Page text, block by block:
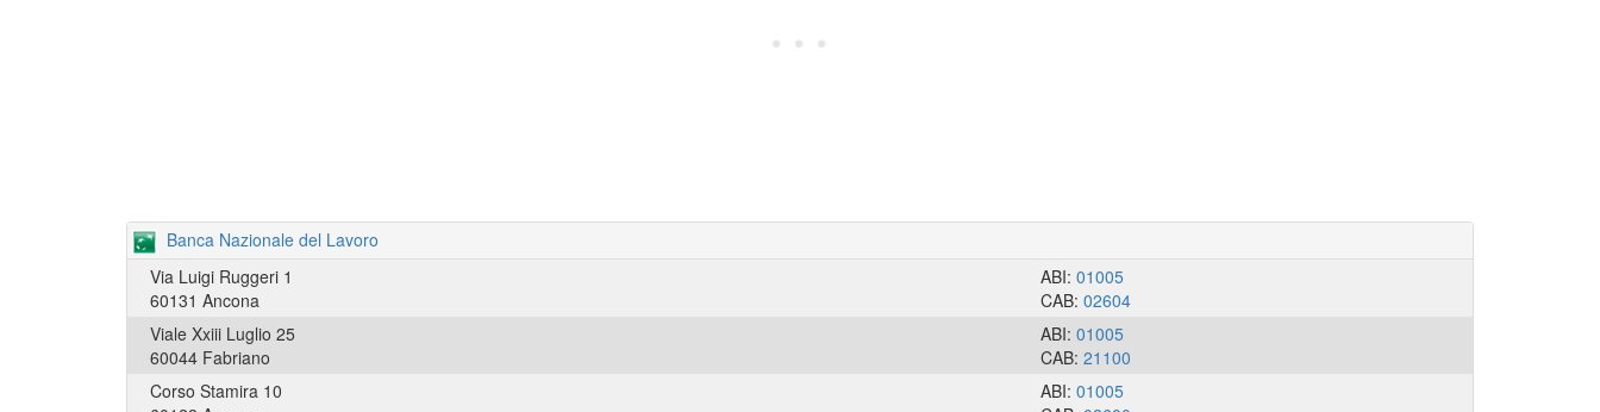
Banca Nazionale del Lavoro
Via Luigi Ruggeri 1
60131 Ancona
ABI: 01005
CAB: 02604
Viale Xxiii Luglio 25
60044 Fabriano
ABI: 01005
CAB: 21100
Corso Stamira 10
ABI: 01005